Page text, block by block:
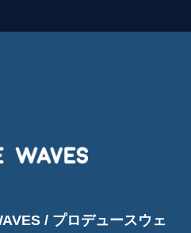
/ プロデュースウェ